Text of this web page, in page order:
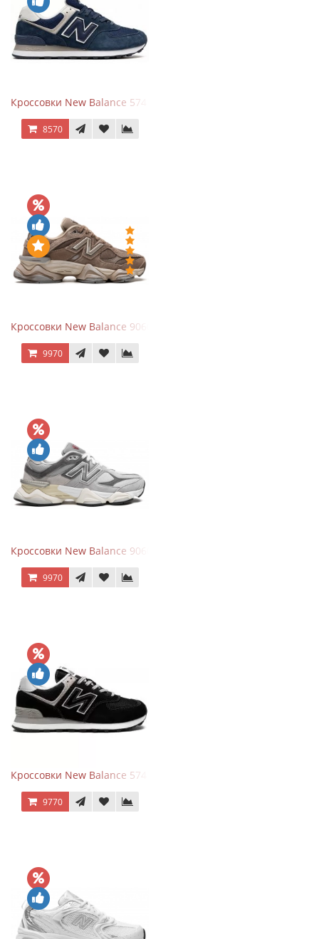
Кроссовки New Balance 574 Navy Blue White
8570
Кроссовки New Balance 9060 Mushroom
9970
Кроссовки New Balance 9060 Rain Cloud Grey
9970
Кроссовки New Balance 574 Evergreen Black
9770